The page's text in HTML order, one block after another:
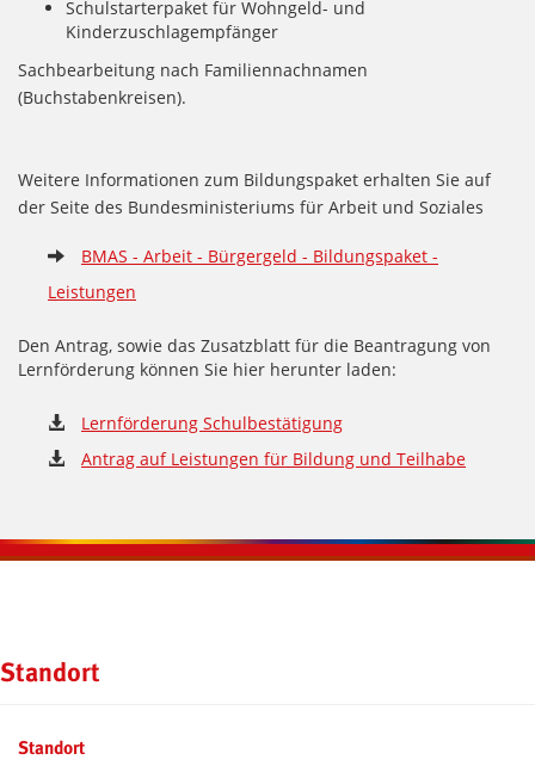
Schulstarterpaket für Wohngeld- und
Kinderzuschlagempfänger
Sachbearbeitung nach Familiennachnamen
(Buchstabenkreisen).
Weitere Informationen zum Bildungspaket erhalten Sie auf
der Seite des Bundesministeriums für Arbeit und Soziales
BMAS - Arbeit - Bürgergeld - Bildungspaket -
Leistungen
Den Antrag, sowie das Zusatzblatt für die Beantragung von
Lernförderung können Sie hier herunter laden:
Lernförderung Schulbestätigung
Antrag auf Leistungen für Bildung und Teilhabe
Kontaktinformationen und Weiterführendes
Standort
Standort